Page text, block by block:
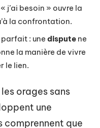
j’ai besoin » ouvre la
la confrontation.
: une dispute ne
la manière de vivre
le lien.
orages sans
une
comprennent que